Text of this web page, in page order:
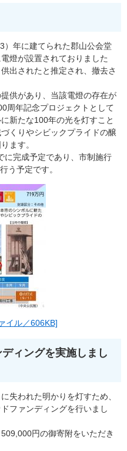
年に建てられた郡山公会堂
燈が設置されておりました
出されたと推定され、撤去さ
供があり、当該電燈の存在が
周年記念プロジェクトとして
新たな100年の光を灯すこと
くりやシビックプライドの醸
ます。
完成予定であり、市制施行
う予定です。
イル／606KB]
ィングを実施しまし
失われた明かりを灯すため、
ファンディングを行いまし
円の御寄附をいただき